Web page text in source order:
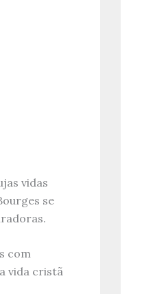
vidas
se
com
vida cristã